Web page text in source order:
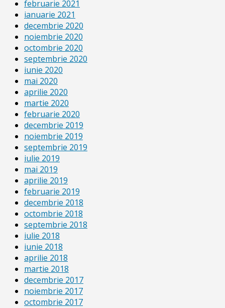
februarie 2021
ianuarie 2021
decembrie 2020
noiembrie 2020
octombrie 2020
septembrie 2020
iunie 2020
mai 2020
aprilie 2020
martie 2020
februarie 2020
decembrie 2019
noiembrie 2019
septembrie 2019
iulie 2019
mai 2019
aprilie 2019
februarie 2019
decembrie 2018
octombrie 2018
septembrie 2018
iulie 2018
iunie 2018
aprilie 2018
martie 2018
decembrie 2017
noiembrie 2017
octombrie 2017